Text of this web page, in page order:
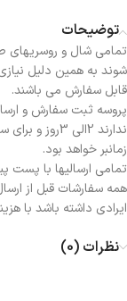
توضیحات
تمامی شال و روسریهای
شوند به همین دلیل
قابل سفارش می باشند.
پروسه ثبت سفارش و
ندارند 2الی
زمانبر خواهد بود.
تمامی ارسالیها با پست
همه سفارشات قبل از
ایرادی داشته باشد با
نظرات (0)